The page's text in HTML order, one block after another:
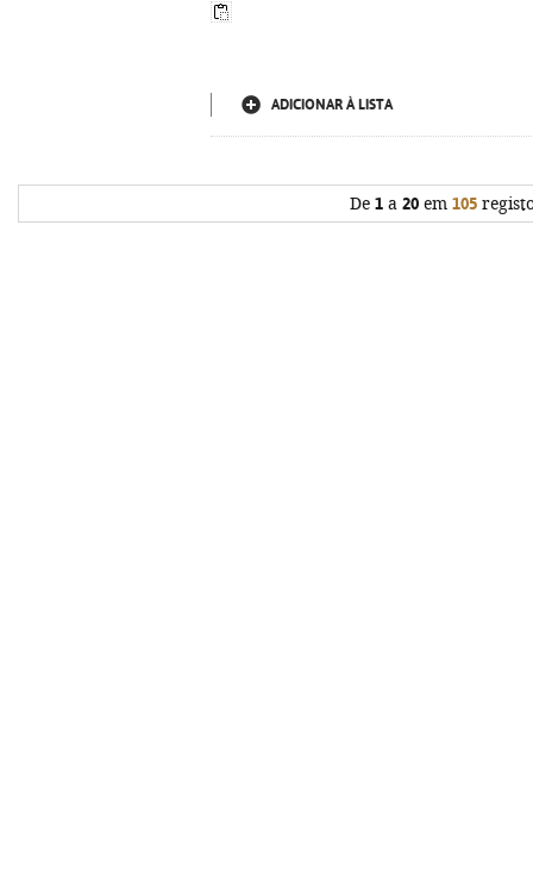
ADICIONAR À LISTA
De 1 a 20 em 105